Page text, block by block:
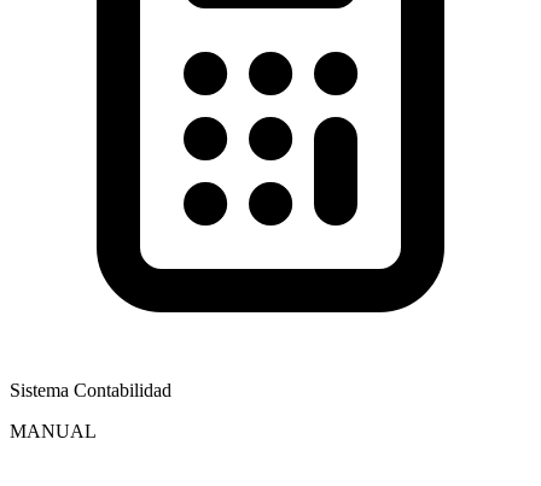
Sistema Contabilidad
MANUAL